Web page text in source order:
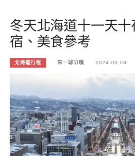
冬天北海道十一天
宿、美食參考
北海道行程 來一球叭噗 2024-03-03